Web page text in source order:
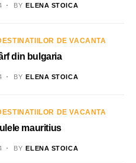
BY ELENA STOICA
DE VACANTA
din bulgaria
BY ELENA STOICA
DE VACANTA
mauritius
BY ELENA STOICA